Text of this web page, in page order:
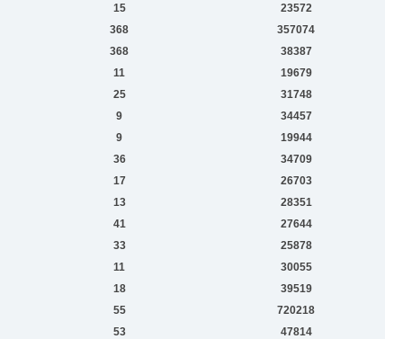
15
23572
368
357074
368
38387
11
19679
25
31748
9
34457
9
19944
36
34709
17
26703
13
28351
41
27644
33
25878
11
30055
18
39519
55
720218
53
47814